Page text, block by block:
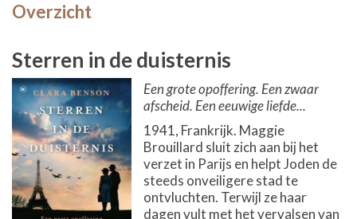
Overzicht
Sterren in de duisternis
Een grote opoffering. Een zwaar
afscheid. Een eeuwige liefde...
1941, Frankrijk. Maggie
Brouillard sluit zich aan bij het
verzet in Parijs en helpt Joden de
steeds onveiligere stad te
ontvluchten. Terwijl ze haar
dagen vult met het vervalsen van